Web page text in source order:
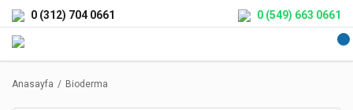
0 (312) 704 0661 0 (549) 663 0661
Anasayfa Bioderma